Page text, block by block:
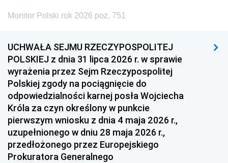
Monitor Polski rok 2026 poz. 751
UCHWAŁA SEJMU RZECZYPOSPOLITEJ
POLSKIEJ z dnia 31 lipca 2026 r. w sprawie
wyrażenia przez Sejm Rzeczypospolitej
Polskiej zgody na pociągnięcie do
odpowiedzialności karnej posła Wojciecha
Króla za czyn określony w punkcie
pierwszym wniosku z dnia 4 maja 2026 r.,
uzupełnionego w dniu 28 maja 2026 r.,
przedłożonego przez Europejskiego
Prokuratora Generalnego